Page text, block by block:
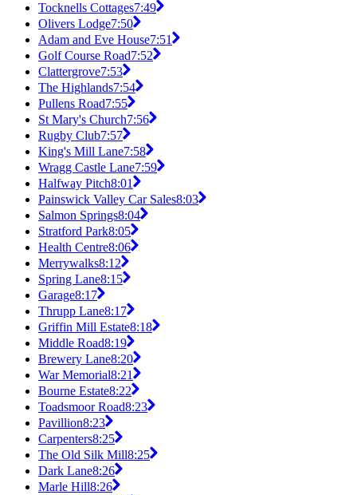
Tocknells Cottages7:49
Olivers Lodge7:50
Adam and Eve House7:51
Golf Course Road7:52
Clattergrove7:53
The Highlands7:54
Pullens Road7:55
St Mary's Church7:56
Rugby Club7:57
King's Mill Lane7:58
Wragg Castle Lane7:59
Halfway Pitch8:01
Painswick Valley Car Sales8:03
Salmon Springs8:04
Stratford Park8:05
Health Centre8:06
Merrywalks8:12
Spring Lane8:15
Garage8:17
Thrupp Lane8:17
Griffin Mill Estate8:18
Middle Road8:19
Brewery Lane8:20
War Memorial8:21
Bourne Estate8:22
Toadsmoor Road8:23
Pavillion8:23
Carpenters8:25
The Old Silk Mill8:25
Dark Lane8:26
Marle Hill8:26